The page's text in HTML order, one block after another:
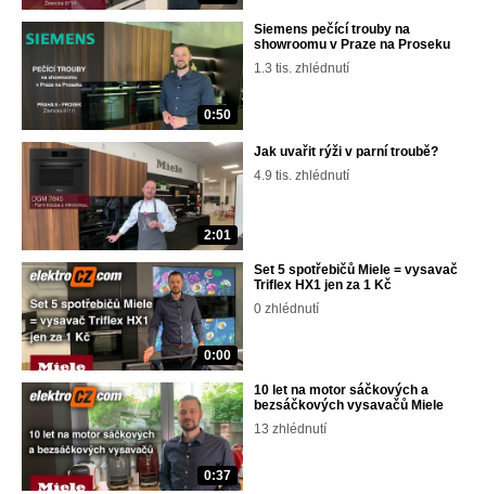
0:50
Siemens pečící trouby na
showroomu v Praze na Proseku
1.3 tis. zhlédnutí
2:01
Jak uvařit rýži v parní troubě?
4.9 tis. zhlédnutí
0:00
Set 5 spotřebičů Miele = vysavač
Triflex HX1 jen za 1 Kč
0 zhlédnutí
0:37
10 let na motor sáčkových a
bezsáčkových vysavačů Miele
13 zhlédnutí